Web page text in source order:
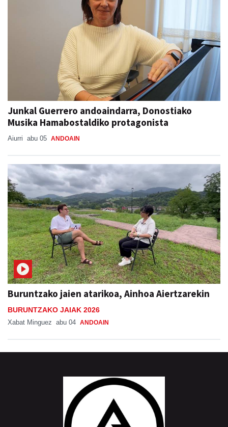
Junkal Guerrero andoaindarra, Donostiako
Musika Hamabostaldiko protagonista
Aiurri abu 05 ANDOAIN
Buruntzako jaien atarikoa, Ainhoa Aiertzarekin
BURUNTZAKO JAIAK 2026
Xabat Minguez abu 04 ANDOAIN